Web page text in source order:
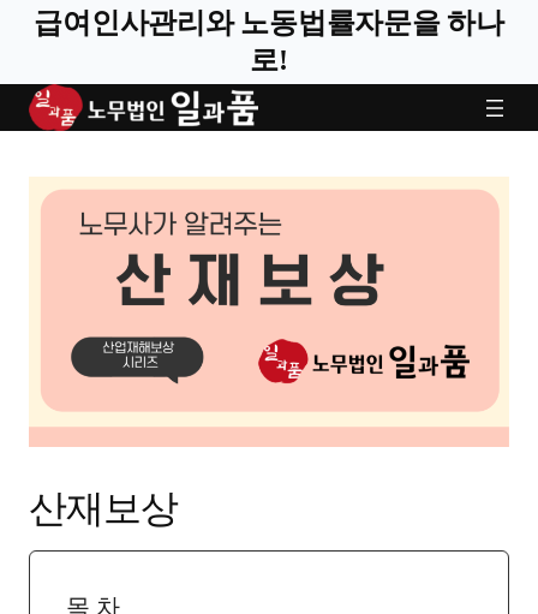
급여인사관리와 노동법률자문을 하나
로!
산재보상
목 차